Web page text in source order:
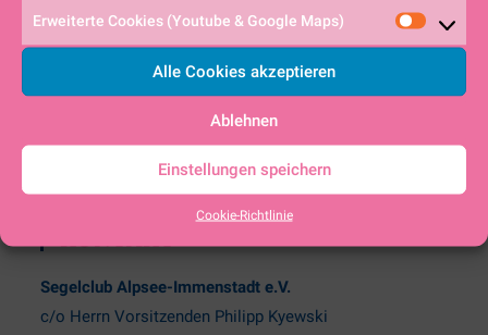
Erweiterte Cookies (Youtube & Google Maps)
Alle Cookies akzeptieren
Ablehnen
Einstellungen speichern
Cookie-Richtlinie
großen…
KONTAKT
Segelclub Alpsee-Immenstadt e.V.
c/o Herrn Vorsitzenden Philipp Kyewski